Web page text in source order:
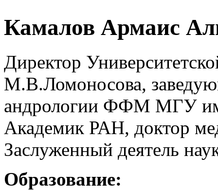
Камалов Армаис
Директор
М.В.Ломоносова,
андрологии ФФМ МГУ
Академик РАН, доктор
Заслуженный деятель
Образование: